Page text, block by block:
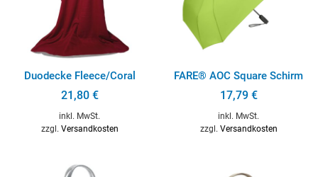
Duodecke Fleece/Coral
21,80 €
inkl. MwSt.
zzgl. Versandkosten
FARE® AOC Square Schirm
17,79 €
inkl. MwSt.
zzgl. Versandkosten